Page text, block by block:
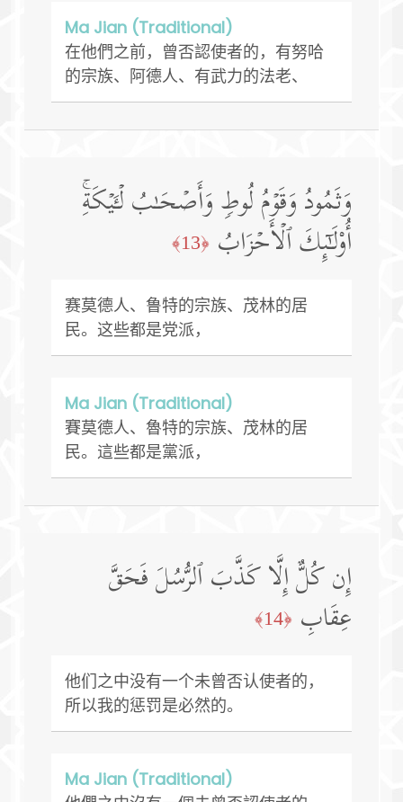
Ma Jian (Traditional)
在他們之前，曾否認使者的，有努哈
的宗族、阿德人、有武力的法老、
وَثَمُودُ وَقَوۡمُ لُوطࣲ وَأَصۡحَـٰبُ لۡـَٔیۡكَةِۚ
أُو۟لَـٰۤىِٕكَ ٱلۡأَحۡزَابُ ﴿13﴾
赛莫德人、鲁特的宗族、茂林的居
民。这些都是党派，
Ma Jian (Traditional)
賽莫德人、魯特的宗族、茂林的居
民。這些都是黨派，
إِن كُلٌّ إِلَّا كَذَّبَ ٱلرُّسُلَ فَحَقَّ
عِقَابِ ﴿14﴾
他们之中没有一个未曾否认使者的，
所以我的惩罚是必然的。
Ma Jian (Traditional)